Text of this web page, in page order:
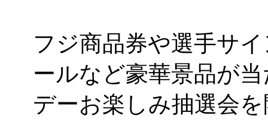
フジ商品券や選手サ
ールなど豪華景品が
デーお楽しみ抽選会